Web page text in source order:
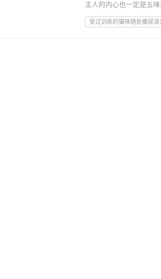
主人的内心也一定是五味
受过训练的猫咪随处撒尿该